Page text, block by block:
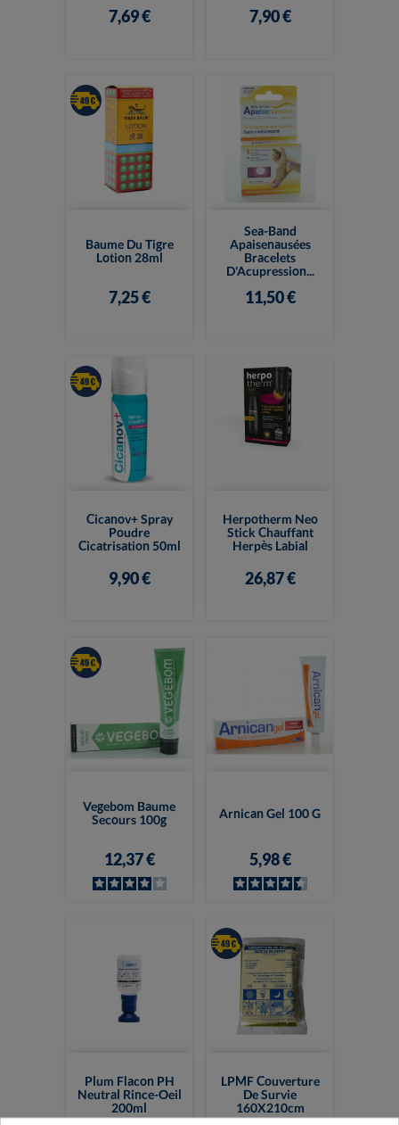
7,69 € 7,90 €
Baume Du Tigre
Lotion 28ml
7,25 €
Sea-Band
Apaisenausées
Bracelets
D'Acupression...
11,50 €
Cicanov+ Spray
Poudre
Cicatrisation 50ml
9,90 €
Herpotherm Neo
Stick Chauffant
Herpès Labial
26,87 €
Vegebom Baume
Secours 100g
12,37 €
Arnican Gel 100 G
5,98 €
Plum Flacon PH
Neutral Rince-Oeil
200ml
LPMF Couverture
De Survie
160X210cm